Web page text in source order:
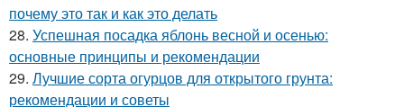
почему это так и как это делать
28. Успешная посадка яблонь весной и осенью:
основные принципы и рекомендации
29. Лучшие сорта огурцов для открытого грунта:
рекомендации и советы